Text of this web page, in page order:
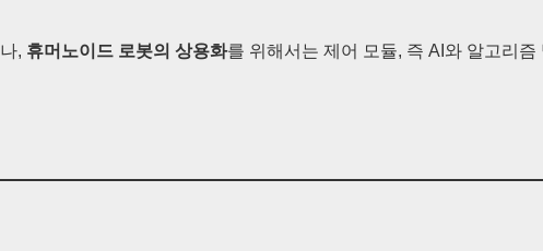
, 휴머노이드 로봇의 상용화를 위해서는 제어 모듈, 즉 AI와 알고리즘